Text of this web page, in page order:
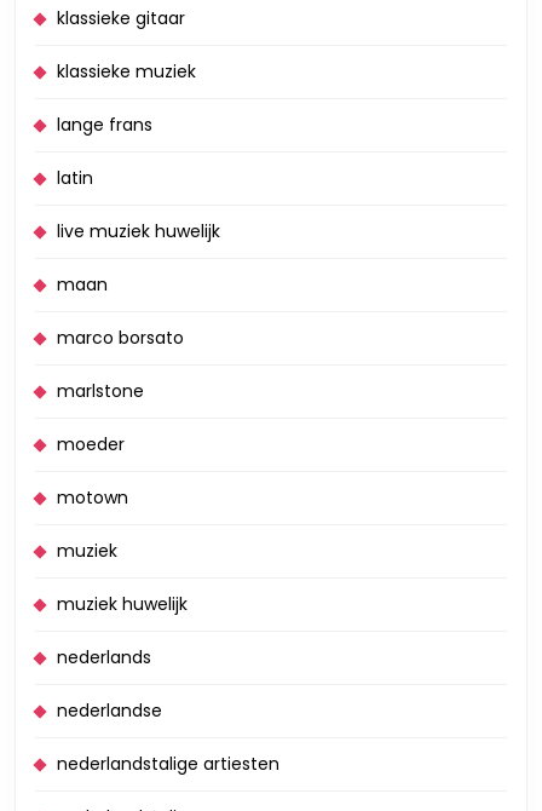
klassieke gitaar
klassieke muziek
lange frans
latin
live muziek huwelijk
maan
marco borsato
marlstone
moeder
motown
muziek
muziek huwelijk
nederlands
nederlandse
nederlandstalige artiesten